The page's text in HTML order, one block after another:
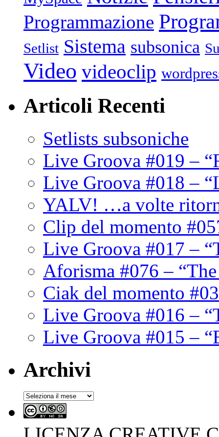
Programmazione
Setlist Sistema subsonica
Video videoclip
Articoli Recenti
Setlists subsoniche
Live Groova #019 –
Live Groova #018 –
YALV! …a volte
Clip del momento
Live Groova #017 –
Aforisma #076 –
Ciak del momento
Live Groova #016 –
Live Groova #015 –
Archivi
Archivi